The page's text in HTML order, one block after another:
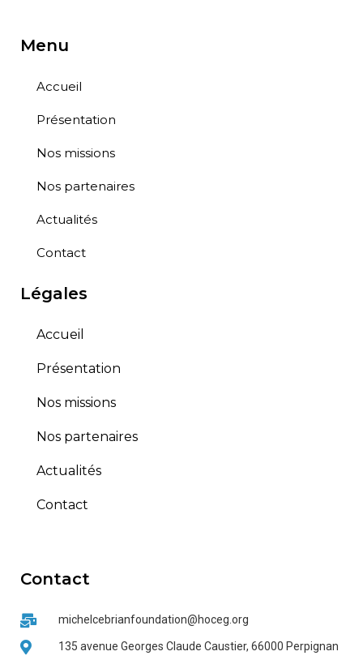
Menu
Accueil
Présentation
Nos missions
Nos partenaires
Actualités
Contact
Légales
Accueil
Présentation
Nos missions
Nos partenaires
Actualités
Contact
Contact
michelcebrianfoundation@hoceg.org
135 avenue Georges Claude Caustier, 66000 Perpignan